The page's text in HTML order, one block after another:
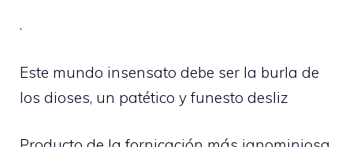
.
Este mundo insensato debe ser la burla de
los dioses, un patético y funesto desliz